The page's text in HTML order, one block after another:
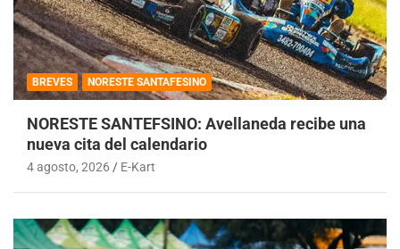
BREVES NORESTE SANTAFESINO
NORESTE SANTEFSINO: Avellaneda recibe una
nueva cita del calendario
4 agosto, 2026 E-Kart